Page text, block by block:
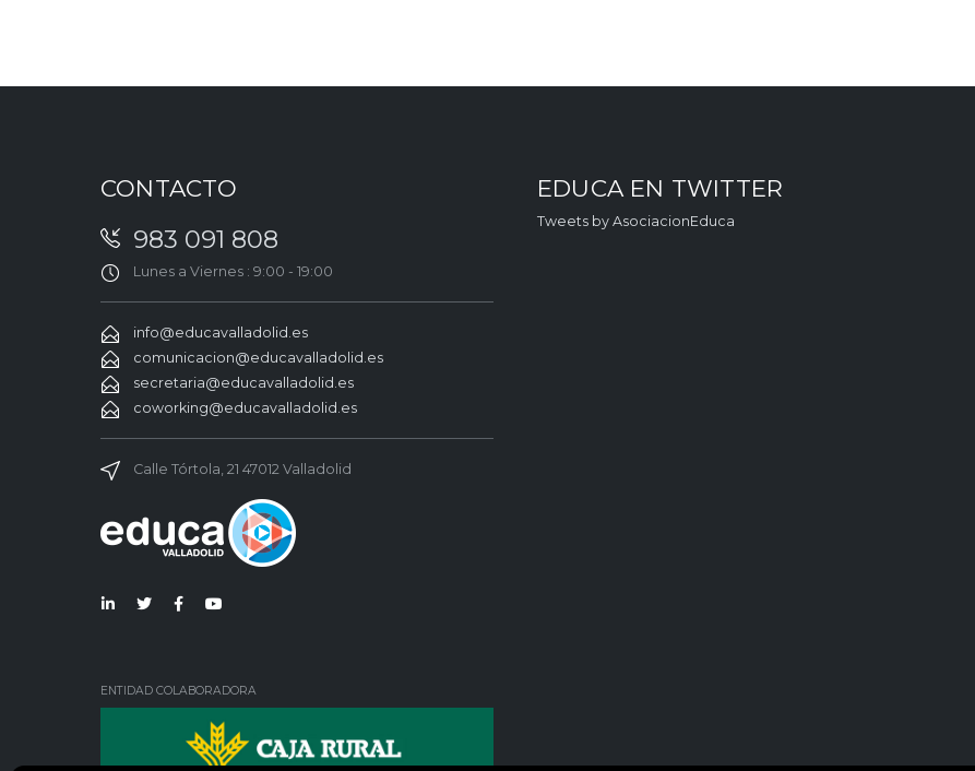
CONTACTO
983 091 808
Lunes a Viernes : 9:00 - 19:00
info@educavalladolid.es
comunicacion@educavalladolid.es
secretaria@educavalladolid.es
coworking@educavalladolid.es
Calle Tórtola, 21 47012 Valladolid
ENTIDAD COLABORADORA
EDUCA EN TWITTER
Tweets by AsociacionEduca